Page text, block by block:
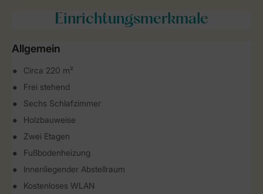
Einrichtungsmerkmale
Allgemein
Circa 220 m²
Frei stehend
Sechs Schlafzimmer
Holzbauweise
Zwei Etagen
Fußbodenheizung
Innenliegender Abstellraum
Kostenloses WLAN